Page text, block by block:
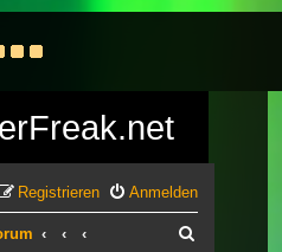
Anmelden
Registrieren